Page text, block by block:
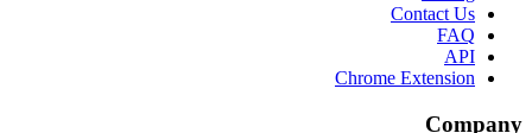
Contact Us
FAQ
API
Chrome Extension
Company